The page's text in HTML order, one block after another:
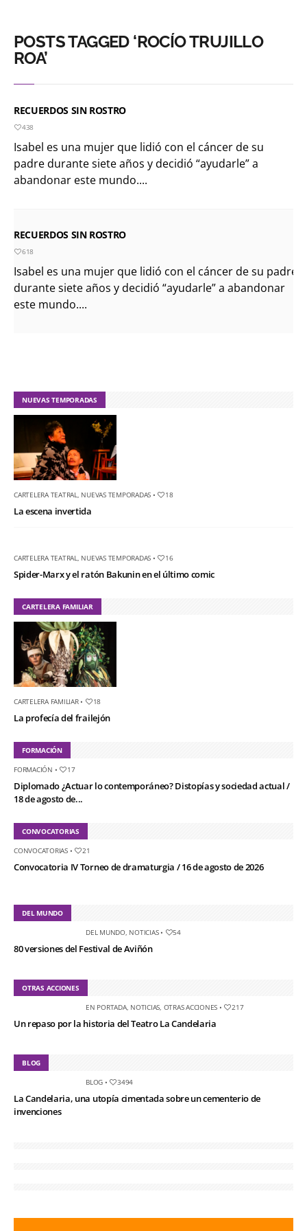
POSTS TAGGED ‘ROCÍO TRUJILLO
ROA’
RECUERDOS SIN ROSTRO
438
Isabel es una mujer que lidió con el cáncer de su
padre durante siete años y decidió “ayudarle” a
abandonar este mundo....
RECUERDOS SIN ROSTRO
618
Isabel es una mujer que lidió con el cáncer de su padre
durante siete años y decidió “ayudarle” a abandonar
este mundo....
NUEVAS TEMPORADAS
CARTELERA TEATRAL NUEVAS TEMPORADAS • 18
La escena invertida
CARTELERA TEATRAL NUEVAS TEMPORADAS • 16
Spider-Marx y el ratón Bakunin en el último comic
CARTELERA FAMILIAR
CARTELERA FAMILIAR• 18
La profecía del frailejón
FORMACIÓN
FORMACIÓN • 17
Diplomado ¿Actuar lo contemporáneo? Distopías y sociedad actual /
18 de agosto de...
CONVOCATORIAS
CONVOCATORIAS• 21
Convocatoria IV Torneo de dramaturgia / 16 de agosto de 2026
DEL MUNDO
DEL MUNDO, NOTICIAS• 54
80 versiones del Festival de Aviñón
OTRAS ACCIONES
EN PORTADA, NOTICIAS OTRAS ACCIONES • 217
Un repaso por la historia del Teatro La Candelaria
BLOG
BLOG • 3494
La Candelaria, una utopía cimentada sobre un cementerio de
invenciones